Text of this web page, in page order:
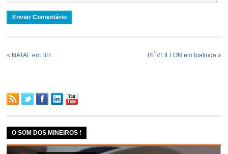
« NATAL em BH RÉVEILLON em Ipatinga»
O SOM DOS MINEIROS !